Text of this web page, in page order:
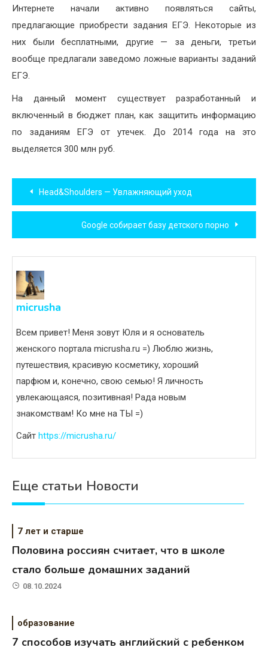
Интернете начали активно появляться сайты,
предлагающие приобрести задания ЕГЭ. Некоторые из
них были бесплатными, другие — за деньги, третьи
вообще предлагали заведомо ложные варианты заданий
ЕГЭ.
На данный момент существует разработанный и
включенный в бюджет план, как защитить информацию
по заданиям ЕГЭ от утечек. До 2014 года на это
выделяется 300 млн руб.
Навигация
по
записям
Head&Shoulders — Увлажняющий уход
Google собирает базу детского порно
micrusha
Всем привет! Меня зовут Юля и я основатель
женского портала micrusha.ru =) Люблю жизнь,
путешествия, красивую косметику, хороший
парфюм и, конечно, свою семью! Я личность
увлекающаяся, позитивная! Рада новым
знакомствам! Ко мне на ТЫ =)
Сайт https://micrusha.ru/
Еще статьи Новости
7 лет и старше
Половина россиян считает, что в школе
стало больше домашних заданий
08.10.2024
образование
7 способов изучать английский с ребенком